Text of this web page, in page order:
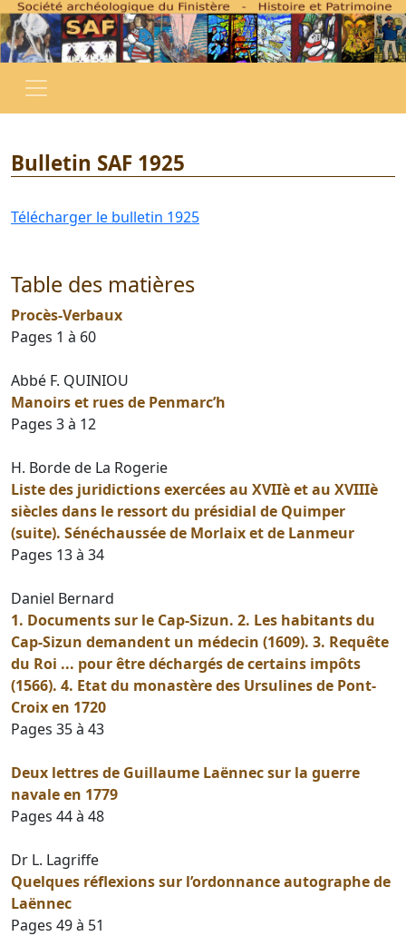
Bulletin SAF 1925
Télécharger le bulletin 1925
Table des matières
Procès-Verbaux
Pages 1 à 60
Abbé F. QUINIOU
Manoirs et rues de Penmarc’h
Pages 3 à 12
H. Borde de La Rogerie
Liste des juridictions exercées au XVIIè et au XVIIIè
siècles dans le ressort du présidial de Quimper
(suite). Sénéchaussée de Morlaix et de Lanmeur
Pages 13 à 34
Daniel Bernard
1. Documents sur le Cap-Sizun. 2. Les habitants du
Cap-Sizun demandent un médecin (1609). 3. Requête
du Roi ... pour être déchargés de certains impôts
(1566). 4. Etat du monastère des Ursulines de Pont-
Croix en 1720
Pages 35 à 43
Deux lettres de Guillaume Laënnec sur la guerre
navale en 1779
Pages 44 à 48
Dr L. Lagriffe
Quelques réflexions sur l’ordonnance autographe de
Laënnec
Pages 49 à 51